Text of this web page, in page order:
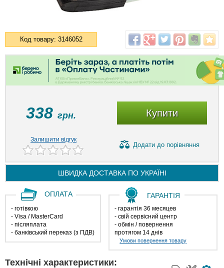
Код товару: 3146052
338 грн. Купити
Залишити відгук
Додати до порівняння
ШВИДКА ДОСТАВКА ПО УКРАЇНІ
ОПЛАТА
- готівкою
- Visa / MasterCard
- післяплата
- банківський переказ (з ПДВ)
ГАРАНТІЯ
- гарантія 36 месяцев
- свій сервісний центр
- обмін / повернення
протягом 14 днів
Умови повернення товару
Технічні характеристики: